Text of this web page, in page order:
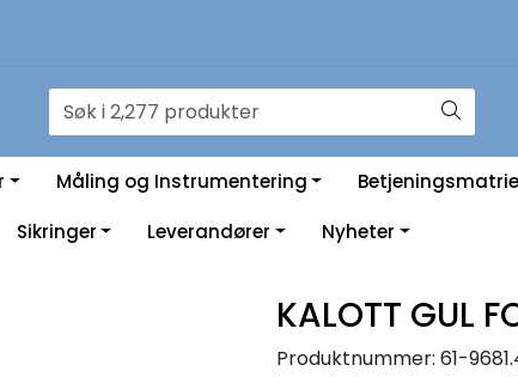
Måling og Instrumentering
Sikringer Leverandører Nyheter
KALOTT GUL
Produktnummer: 61-